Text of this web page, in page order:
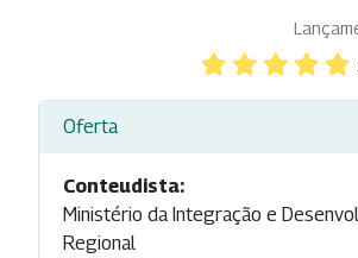
Oferta
Conteudista:
Ministério da Integração e
Regional